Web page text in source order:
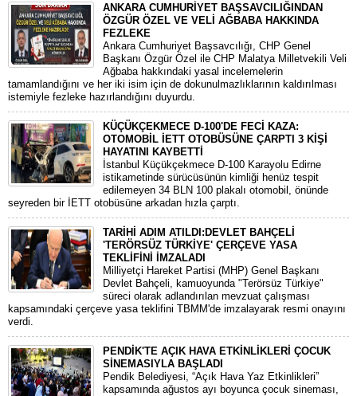
ANKARA CUMHURİYET BAŞSAVCILIĞINDAN
ÖZGÜR ÖZEL VE VELİ AĞBABA HAKKINDA
FEZLEKE
​Ankara Cumhuriyet Başsavcılığı, CHP Genel
Başkanı Özgür Özel ile CHP Malatya Milletvekili Veli
Ağbaba hakkındaki yasal incelemelerin
tamamlandığını ve her iki isim için de dokunulmazlıklarının kaldırılması
istemiyle fezleke hazırlandığını duyurdu.
KÜÇÜKÇEKMECE D-100'DE FECİ KAZA:
OTOMOBİL İETT OTOBÜSÜNE ÇARPTI 3 KİŞİ
HAYATINI KAYBETTİ
​İstanbul Küçükçekmece D-100 Karayolu Edirne
istikametinde sürücüsünün kimliği henüz tespit
edilemeyen 34 BLN 100 plakalı otomobil, önünde
seyreden bir İETT otobüsüne arkadan hızla çarptı.
TARİHİ ADIM ATILDI:DEVLET BAHÇELİ
'TERÖRSÜZ TÜRKİYE' ÇERÇEVE YASA
TEKLİFİNİ İMZALADI
​Milliyetçi Hareket Partisi (MHP) Genel Başkanı
Devlet Bahçeli, kamuoyunda "Terörsüz Türkiye"
süreci olarak adlandırılan mevzuat çalışması
kapsamındaki çerçeve yasa teklifini TBMM'de imzalayarak resmi onayını
verdi.
PENDİK'TE AÇIK HAVA ETKİNLİKLERİ ÇOCUK
SİNEMASIYLA BAŞLADI
Pendik Belediyesi, “Açık Hava Yaz Etkinlikleri”
kapsamında ağustos ayı boyunca çocuk sineması,